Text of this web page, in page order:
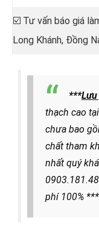
☑️ Tư vấn báo giá
Long Khánh, Đồng
***Lưu
thạch cao
chưa bao
chất tham
nhất quý
phí 100% ***